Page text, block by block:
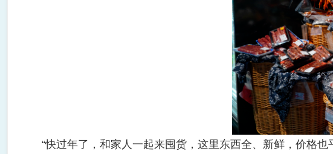
“快过年了，和家人一起来囤货，这里东西全、新鲜，价格也